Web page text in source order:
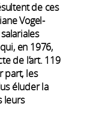
de ces
Vogel-
en 1976,
de l’art. 119
part, les
éluder la
leurs